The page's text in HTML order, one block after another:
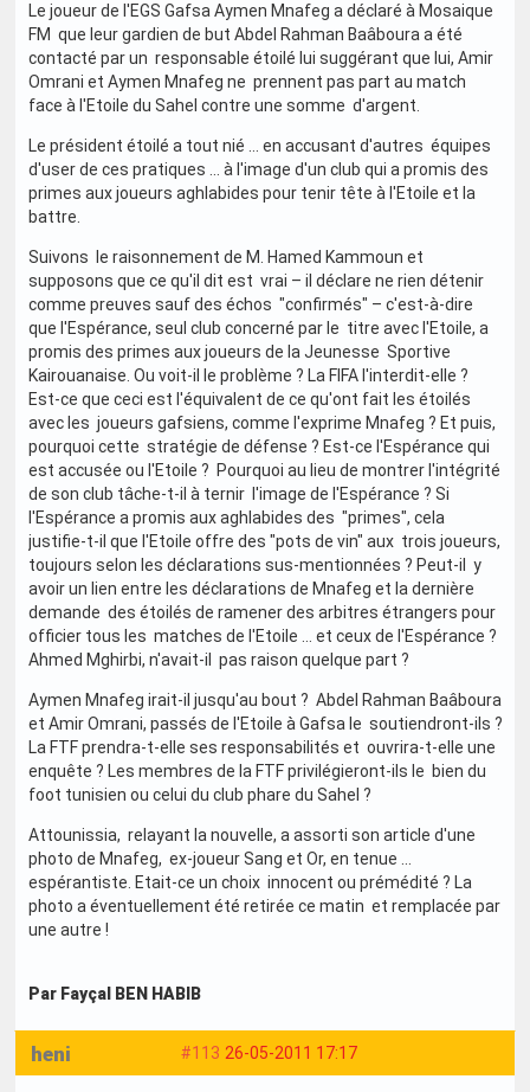
Le joueur de l'EGS Gafsa Aymen Mnafeg a déclaré à Mosaique
FM que leur gardien de but Abdel Rahman Baâboura a été
contacté par un responsable étoilé lui suggérant que lui, Amir
Omrani et Aymen Mnafeg ne prennent pas part au match
face à l'Etoile du Sahel contre une somme d'argent.
Le président étoilé a tout nié … en accusant d'autres équipes
d'user de ces pratiques … à l'image d'un club qui a promis des
primes aux joueurs aghlabides pour tenir tête à l'Etoile et la
battre.
Suivons le raisonnement de M. Hamed Kammoun et
supposons que ce qu'il dit est vrai – il déclare ne rien détenir
comme preuves sauf des échos "confirmés" – c'est-à-dire
que l'Espérance, seul club concerné par le titre avec l'Etoile, a
promis des primes aux joueurs de la Jeunesse Sportive
Kairouanaise. Ou voit-il le problème ? La FIFA l'interdit-elle ?
Est-ce que ceci est l'équivalent de ce qu'ont fait les étoilés
avec les joueurs gafsiens, comme l'exprime Mnafeg ? Et puis,
pourquoi cette stratégie de défense ? Est-ce l'Espérance qui
est accusée ou l'Etoile ? Pourquoi au lieu de montrer l'intégrité
de son club tâche-t-il à ternir l'image de l'Espérance ? Si
l'Espérance a promis aux aghlabides des "primes", cela
justifie-t-il que l'Etoile offre des "pots de vin" aux trois joueurs,
toujours selon les déclarations sus-mentionnées ? Peut-il y
avoir un lien entre les déclarations de Mnafeg et la dernière
demande des étoilés de ramener des arbitres étrangers pour
officier tous les matches de l'Etoile … et ceux de l'Espérance ?
Ahmed Mghirbi, n'avait-il pas raison quelque part ?
Aymen Mnafeg irait-il jusqu'au bout ? Abdel Rahman Baâboura
et Amir Omrani, passés de l'Etoile à Gafsa le soutiendront-ils ?
La FTF prendra-t-elle ses responsabilités et ouvrira-t-elle une
enquête ? Les membres de la FTF privilégieront-ils le bien du
foot tunisien ou celui du club phare du Sahel ?
Attounissia, relayant la nouvelle, a assorti son article d'une
photo de Mnafeg, ex-joueur Sang et Or, en tenue …
espérantiste. Etait-ce un choix innocent ou prémédité ? La
photo a éventuellement été retirée ce matin et remplacée par
une autre !
Par Fayçal BEN HABIB
#113 26-05-2011 17:17
heni